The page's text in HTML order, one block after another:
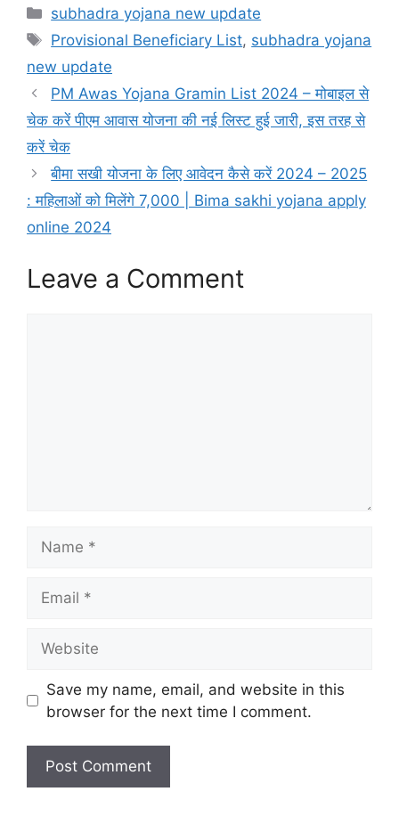
Categories
subhadra yojana new update
Tags
Provisional Beneficiary List, subhadra yojana
new update
PM Awas Yojana Gramin List 2024 – मोबाइल से
चेक करें पीएम आवास योजना की नई लिस्ट हुई जारी, इस तरह से
करें चेक
बीमा सखी योजना के लिए आवेदन कैसे करें 2024 – 2025
: महिलाओं को मिलेंगे 7,000 | Bima sakhi yojana apply
online 2024
Leave a Comment
Save my name, email, and website in this
browser for the next time I comment.